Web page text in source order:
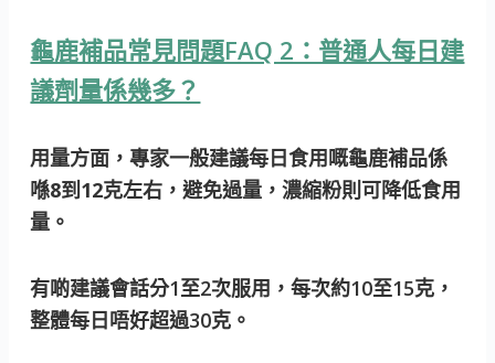
龜鹿補品常見問題FAQ 2：普通人每日建
議劑量係幾多？
用量方面，專家一般建議每日食用嘅龜鹿補品係
喺8到12克左右 ，避免過量，濃縮粉則可降低食用
量。
有啲建議會話分1至2次服用，每次約10至15克，
整體每日唔好超過30克。